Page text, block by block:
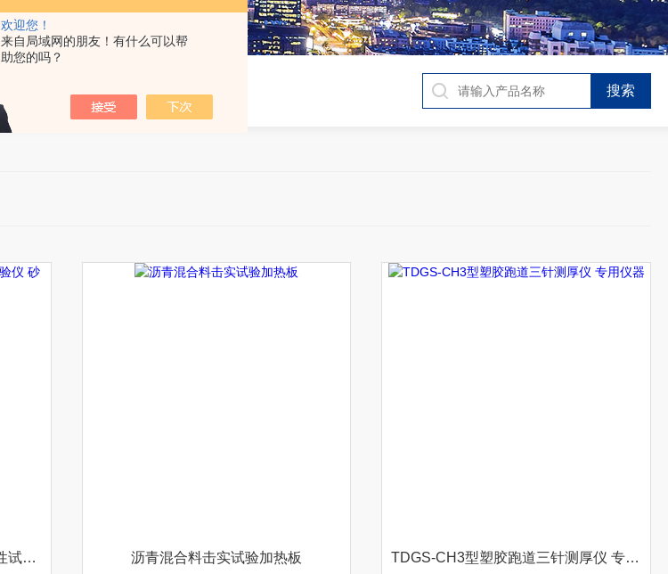
欢迎您！
来自局域网的朋友！有什么可以帮
助您的吗？
TDJLD-255型自流平砂浆抗冲击性试验仪 砂浆检测设备 沥青混合料击实试验加热板 TDGS-CH3型塑胶跑道三针测厚仪 专用仪器